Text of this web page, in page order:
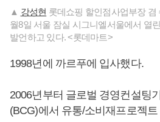
▲ 강성현 롯데쇼핑 할인점사업부장 겸
월8일 서울 잠실 시그니엘서울에서 열
발언하고 있다. <롯데마트>
1998년에 까르푸에 입사했다.
2006년부터 글로벌 경영컨설팅
(BCG)에서 유통/소비재프로젝